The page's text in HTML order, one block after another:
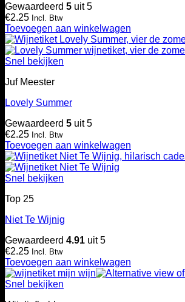
Gewaardeerd 5 uit 5
€2.25 Incl. Btw
Toevoegen aan winkelwagen
Snel bekijken
Juf Meester
Lovely Summer
Gewaardeerd 5 uit 5
€2.25 Incl. Btw
Toevoegen aan winkelwagen
Snel bekijken
Top 25
Niet Te Wijnig
Gewaardeerd 4.91 uit 5
€2.25 Incl. Btw
Toevoegen aan winkelwagen
Snel bekijken